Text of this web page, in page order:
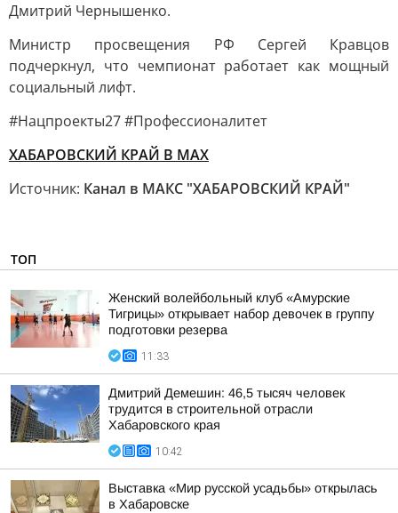
Дмитрий Чернышенко.
Министр просвещения РФ Сергей Кравцов
подчеркнул, что чемпионат работает как мощный
социальный лифт.
#Нацпроекты27 #Профессионалитет
ХАБАРОВСКИЙ КРАЙ В МАХ
Источник: Канал в МАКС "ХАБАРОВСКИЙ КРАЙ"
ТОП
Женский волейбольный клуб «Амурские
Тигрицы» открывает набор девочек в группу
подготовки резерва
11:33
Дмитрий Демешин: 46,5 тысяч человек
трудится в строительной отрасли
Хабаровского края
10:42
Выставка «Мир русской усадьбы» открылась
в Хабаровске